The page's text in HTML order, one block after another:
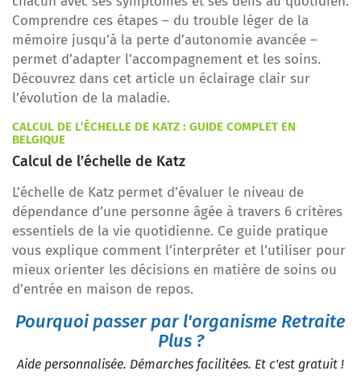
Comprendre ces étapes – du trouble léger de la
mémoire jusqu’à la perte d’autonomie avancée –
permet d’adapter l’accompagnement et les soins.
Découvrez dans cet article un éclairage clair sur
l’évolution de la maladie.
CALCUL DE L’ÉCHELLE DE KATZ : GUIDE COMPLET EN
BELGIQUE
Calcul de l’échelle de Katz
L’échelle de Katz permet d’évaluer le niveau de
dépendance d’une personne âgée à travers 6 critères
essentiels de la vie quotidienne. Ce guide pratique
vous explique comment l’interpréter et l’utiliser pour
mieux orienter les décisions en matière de soins ou
d’entrée en maison de repos.
Pourquoi passer par l'organisme Retraite
Plus ?
Aide personnalisée. Démarches facilitées. Et c'est gratuit !